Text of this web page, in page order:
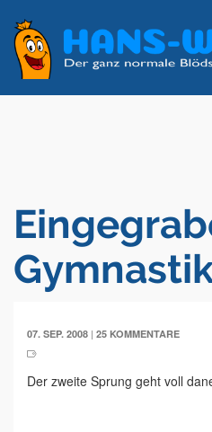
07. SEP. 2008 | 25 KOMMENTARE
Der zweite Sprung geht voll